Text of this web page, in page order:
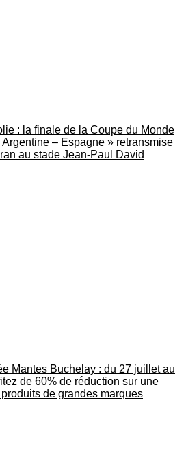
: la finale de la Coupe du Monde
– Espagne » retransmise
au stade Jean-Paul David
Mantes Buchelay : du 27 juillet au
de 60% de réduction sur une
de grandes marques